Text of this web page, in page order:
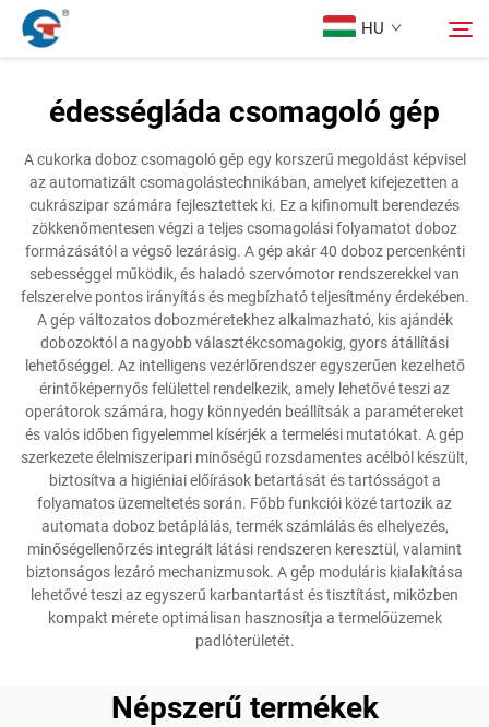
HU
Termékek
Tervezési Eset
Szolgáltatás
Hírek
Kapcsolat
Keresés
édességláda csomagoló gép
A cukorka doboz csomagoló gép egy korszerű megoldást képvisel
az automatizált csomagolástechnikában, amelyet kifejezetten a
cukrászipar számára fejlesztettek ki. Ez a kifinomult berendezés
zökkenőmentesen végzi a teljes csomagolási folyamatot doboz
formázásától a végső lezárásig. A gép akár 40 doboz percenkénti
sebességgel működik, és haladó szervómotor rendszerekkel van
felszerelve pontos irányítás és megbízható teljesítmény érdekében.
A gép változatos dobozméretekhez alkalmazható, kis ajándék
dobozoktól a nagyobb választékcsomagokig, gyors átállítási
lehetőséggel. Az intelligens vezérlőrendszer egyszerűen kezelhető
érintőképernyős felülettel rendelkezik, amely lehetővé teszi az
operátorok számára, hogy könnyedén beállítsák a paramétereket
és valós időben figyelemmel kísérjék a termelési mutatókat. A gép
szerkezete élelmiszeripari minőségű rozsdamentes acélból készült,
biztosítva a higiéniai előírások betartását és tartósságot a
folyamatos üzemeltetés során. Főbb funkciói közé tartozik az
automata doboz betáplálás, termék számlálás és elhelyezés,
minőségellenőrzés integrált látási rendszeren keresztül, valamint
biztonságos lezáró mechanizmusok. A gép moduláris kialakítása
lehetővé teszi az egyszerű karbantartást és tisztítást, miközben
kompakt mérete optimálisan hasznosítja a termelőüzemek
padlóterületét.
Népszerű termékek